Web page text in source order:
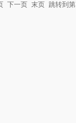
下一页 末页 跳转到第